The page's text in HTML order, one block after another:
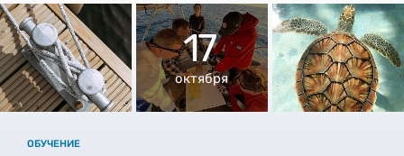
17
октября
ОБУЧЕНИЕ